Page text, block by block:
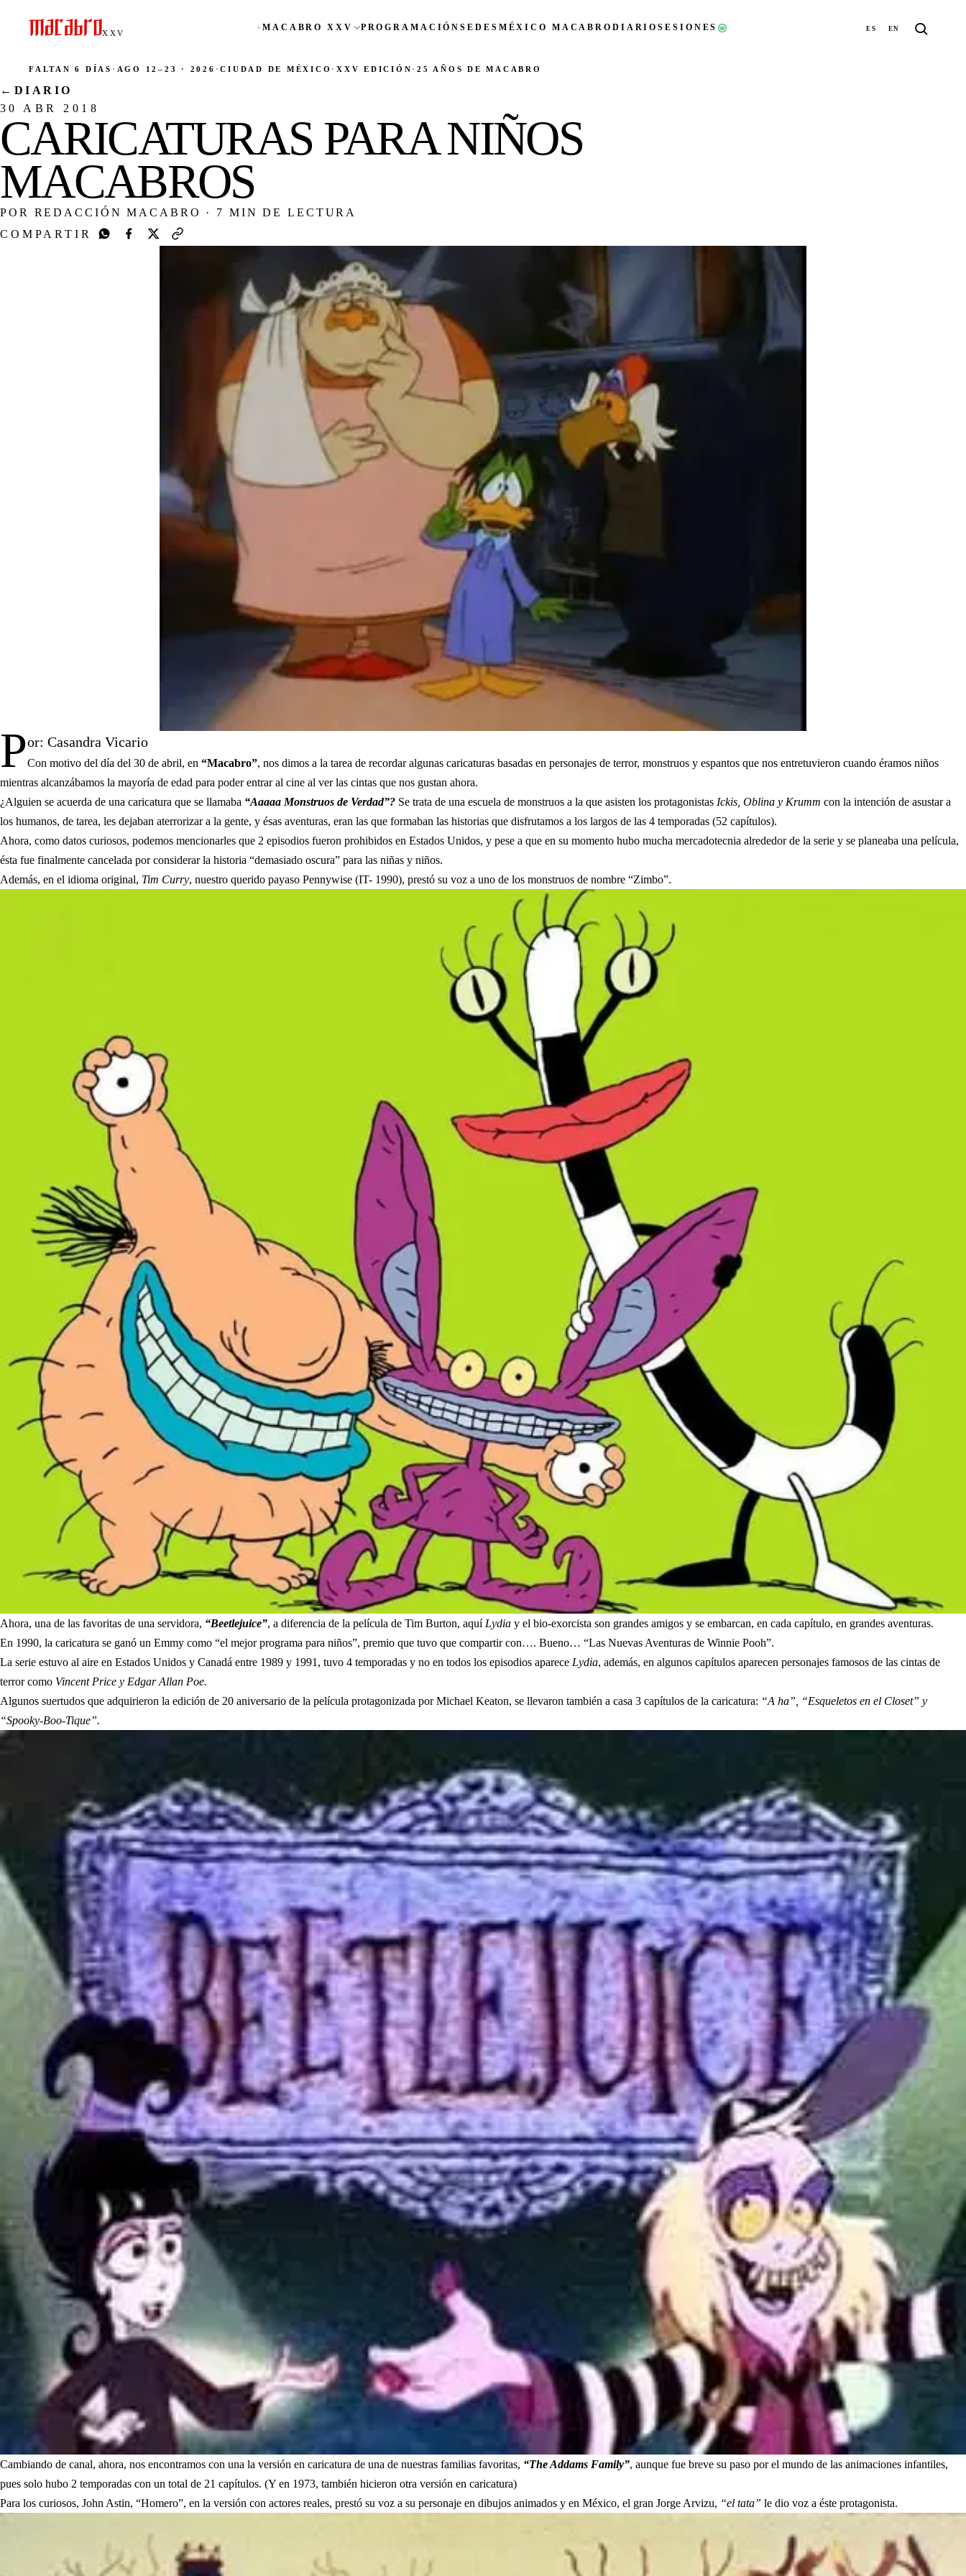
XXV
● MACABRO XXV PROGRAMACIÓNSEDES MÉXICO MACABRO DIARIOSESIONES
(ABRE EN UNA NUEVA PESTAÑA) ES EN
FALTAN 6 DÍAS · AGO 12–23 · 2026 ·CIUDAD DE MÉXICO · XXV EDICIÓN · 25 AÑOS DE MACABRO
← DIARIO
30 ABR 2018
CARICATURAS PARA NIÑOS
MACABROS
POR REDACCIÓN MACABRO ·
7 MIN DE LECTURA
COMPARTIR
Por: Casandra Vicario
Con motivo del día del 30 de abril, en “Macabro”, nos dimos a la tarea de recordar algunas caricaturas basadas en personajes de terror, monstruos y espantos que nos entretuvieron cuando éramos niños
mientras alcanzábamos la mayoría de edad para poder entrar al cine al ver las cintas que nos gustan ahora.
¿Alguien se acuerda de una caricatura que se llamaba “Aaaaa Monstruos de Verdad”? Se trata de una escuela de monstruos a la que asisten los protagonistas Ickis, Oblina y Krumm con la intención de asustar a
los humanos, de tarea, les dejaban aterrorizar a la gente, y ésas aventuras, eran las que formaban las historias que disfrutamos a los largos de las 4 temporadas (52 capítulos).
Ahora, como datos curiosos, podemos mencionarles que 2 episodios fueron prohibidos en Estados Unidos, y pese a que en su momento hubo mucha mercadotecnia alrededor de la serie y se planeaba una película,
ésta fue finalmente cancelada por considerar la historia “demasiado oscura” para las niñas y niños.
Además, en el idioma original, Tim Curry, nuestro querido payaso Pennywise (IT- 1990), prestó su voz a uno de los monstruos de nombre “Zimbo”.
Ahora, una de las favoritas de una servidora, “Beetlejuice”, a diferencia de la película de Tim Burton, aquí Lydia y el bio-exorcista son grandes amigos y se embarcan, en cada capítulo, en grandes aventuras.
En 1990, la caricatura se ganó un Emmy como “el mejor programa para niños”, premio que tuvo que compartir con…. Bueno… “Las Nuevas Aventuras de Winnie Pooh”.
La serie estuvo al aire en Estados Unidos y Canadá entre 1989 y 1991, tuvo 4 temporadas y no en todos los episodios aparece Lydia, además, en algunos capítulos aparecen personajes famosos de las cintas de
terror como Vincent Price y Edgar Allan Poe.
Algunos suertudos que adquirieron la edición de 20 aniversario de la película protagonizada por Michael Keaton, se llevaron también a casa 3 capítulos de la caricatura: “A ha”, “Esqueletos en el Closet” y
“Spooky-Boo-Tique”.
Cambiando de canal, ahora, nos encontramos con una la versión en caricatura de una de nuestras familias favoritas, “The Addams Family”, aunque fue breve su paso por el mundo de las animaciones infantiles,
pues solo hubo 2 temporadas con un total de 21 capítulos. (Y en 1973, también hicieron otra versión en caricatura)
Para los curiosos, John Astin, “Homero”, en la versión con actores reales, prestó su voz a su personaje en dibujos animados y en México, el gran Jorge Arvizu, “el tata” le dio voz a éste protagonista.